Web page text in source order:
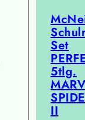
Set
5tlg.
II